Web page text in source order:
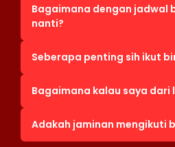
Bagaimana dengan jadwal
nanti?
Seberapa penting sih ikut
Bagaimana kalau saya dari
Adakah jaminan mengikuti